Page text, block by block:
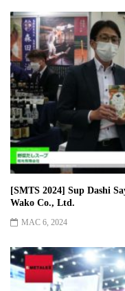
[SMTS 2024] Sup Dashi
Wako Co., Ltd.
MAC 6, 2024